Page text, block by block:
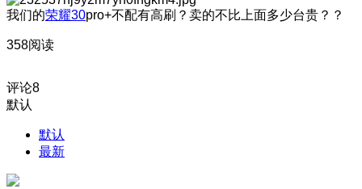
我们的荣耀30pro+不配有高刷？卖的不比上面多少台贵？？
358阅读
评论8
默认
默认
最新